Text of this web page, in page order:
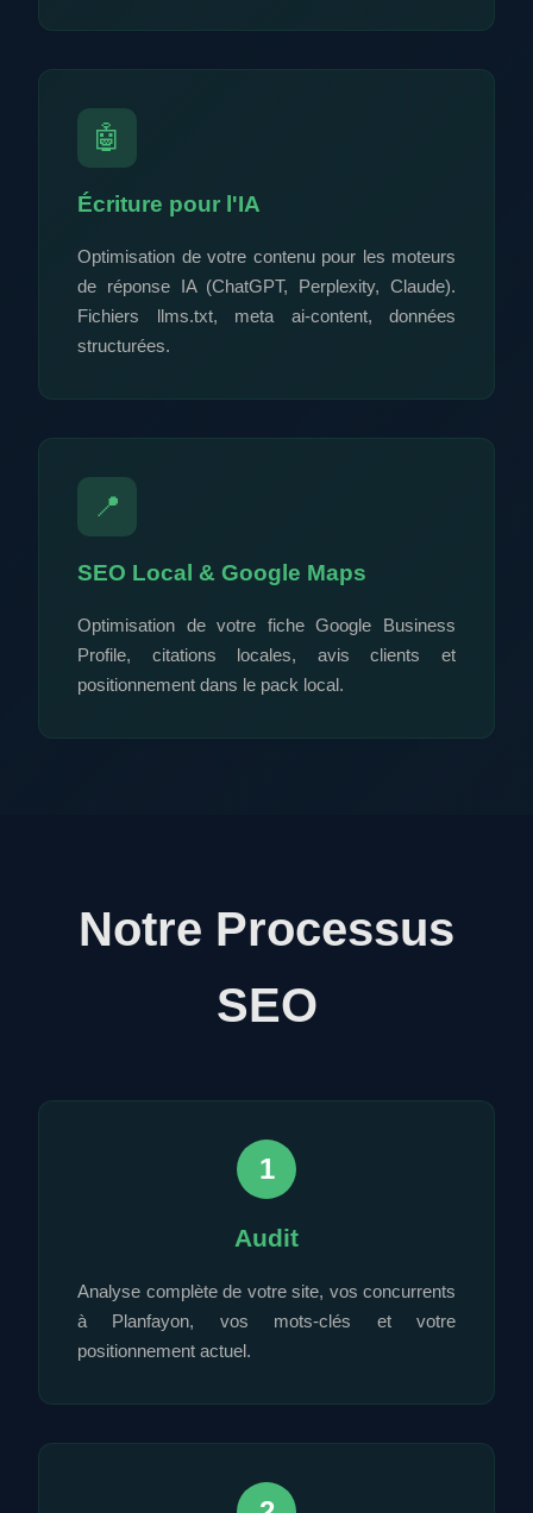
🤖
Écriture pour l'IA
Optimisation de votre contenu pour les moteurs
de réponse IA (ChatGPT, Perplexity, Claude).
Fichiers llms.txt, meta ai-content, données
structurées.
📍
SEO Local & Google Maps
Optimisation de votre fiche Google Business
Profile, citations locales, avis clients et
positionnement dans le pack local.
Notre Processus
SEO
1
Audit
Analyse complète de votre site, vos concurrents
à Planfayon, vos mots-clés et votre
positionnement actuel.